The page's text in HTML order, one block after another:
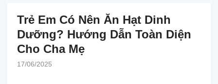
Trẻ Em Có Nên Ăn Hạt Dinh
Dưỡng? Hướng Dẫn Toàn Diện
Cho Cha Mẹ
17/06/2025